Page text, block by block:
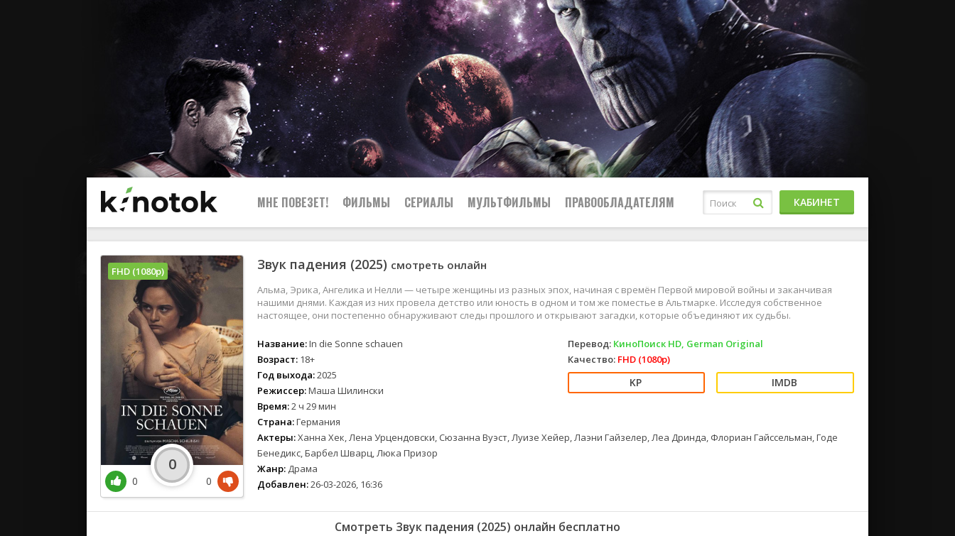
МНЕ ПОВЕЗЕТ! ФИЛЬМЫ СЕРИАЛЫ МУЛЬТФИЛЬМЫ ПРАВООБЛАДАТЕЛЯМ КАБИНЕТ
Звук падения (2025) смотреть онлайн
Альма, Эрика, Ангелика и Нелли — четыре женщины из разных эпох, начиная с времён Первой мировой войны и заканчивая
нашими днями. Каждая из них провела детство или юность в одном и том же поместье в Альтмарке. Исследуя собственное
настоящее, они постепенно обнаруживают следы прошлого и открывают загадки, которые объединяют их судьбы.
Название:In die Sonne schauen
Возраст: 18+
Год выхода:2025
Режиссер:Маша Шилински
Время:2 ч 29 мин
Страна:Германия
Перевод: КиноПоиск HD, German Original
Качество: FHD (1080p)
Актеры:Ханна Хек, Лена Урцендовски, Сюзанна Вуэст, Луизе Хейер, Лаэни Гайзелер, Леа Дринда, Флориан Гайссельман, Годе
Бенедикс, Барбел Шварц, Люка Призор
Жанр: Драма
Добавлен:26-03-2026, 16:36
FHD (1080p)
0
0
0
Смотреть Звук падения (2025) онлайн бесплатно